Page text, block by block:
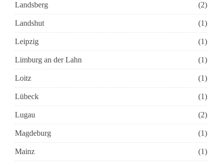
Landsberg (2)
Landshut (1)
Leipzig (1)
Limburg an der Lahn (1)
Loitz (1)
Lübeck (1)
Lugau (2)
Magdeburg (1)
Mainz (1)